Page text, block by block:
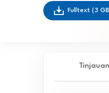
Fulltext (3
Tinjauan